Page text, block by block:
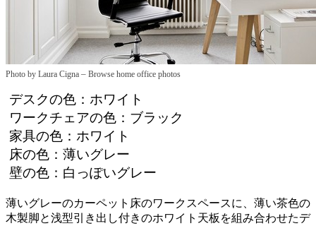
Photo by Laura Cigna – Browse home office photos
デスクの色：ホワイト
ワークチェアの色：ブラック
家具の色：ホワイト
床の色：薄いグレー
壁の色：白っぽいグレー
薄いグレーのカーペット床のワークスペースに、薄い茶色の
木製脚と浅型引き出し付きのホワイト天板を組み合わせたデ